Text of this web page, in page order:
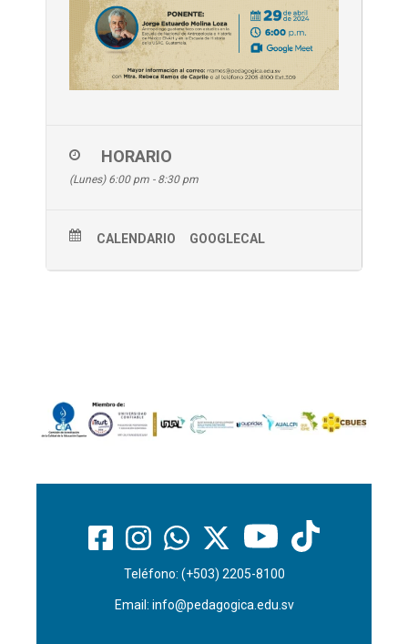
HORARIO
(Lunes) 6:00 pm - 8:30 pm
CALENDARIO GOOGLECAL
Teléfono: (+503) 2205-8100
Email: info@pedagogica.edu.sv